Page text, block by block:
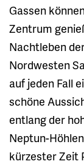
Gassen
Zentrum
Nachtleben
Nordwesten
auf jeden Fall
schöne
entlang der
Neptun-
kürzester Zeit